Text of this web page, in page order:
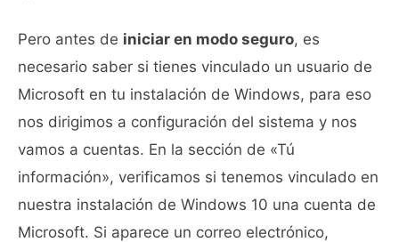
Pero antes de iniciar en modo seguro, es
necesario saber si tienes vinculado un usuario de
Microsoft en tu instalación de Windows, para eso
nos dirigimos a configuración del sistema y nos
vamos a cuentas. En la sección de «Tú
información», verificamos si tenemos vinculado en
nuestra instalación de Windows 10 una cuenta de
Microsoft. Si aparece un correo electrónico,